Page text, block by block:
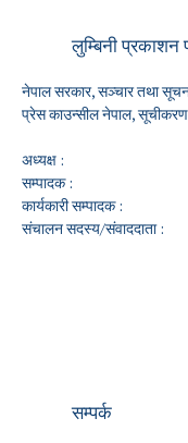
लुम्बिनी प्रकाशन
नेपाल सरकार, सञ्चार तथा
प्रेस काउन्सील नेपाल,
अध्यक्ष :
सम्पादक :
कार्यकारी सम्पादक :
संचालन सदस्य/संवाददाता :
सम्पर्क